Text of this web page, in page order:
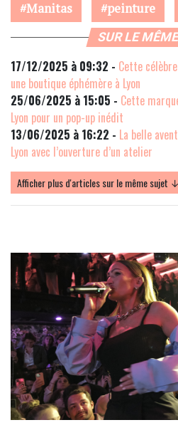
Manitas peinture
SUR LE
17/12/2025 à 09:32 - Cette
une boutique éphémère à Lyon
25/06/2025 à 15:05 - Cette
Lyon pour un pop-up inédit
13/06/2025 à 16:22 - La belle
Lyon avec l’ouverture d’un atelier
Afficher plus d'articles sur le même sujet ↓